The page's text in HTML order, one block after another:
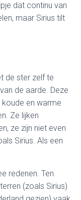
dat continu van
maar Sirius tilt
de ster zelf te
de aarde. Deze
koude en warme
Ze lijken
ze zijn niet even
Sirius. Als een
redenen. Ten
(zoals Sirius)